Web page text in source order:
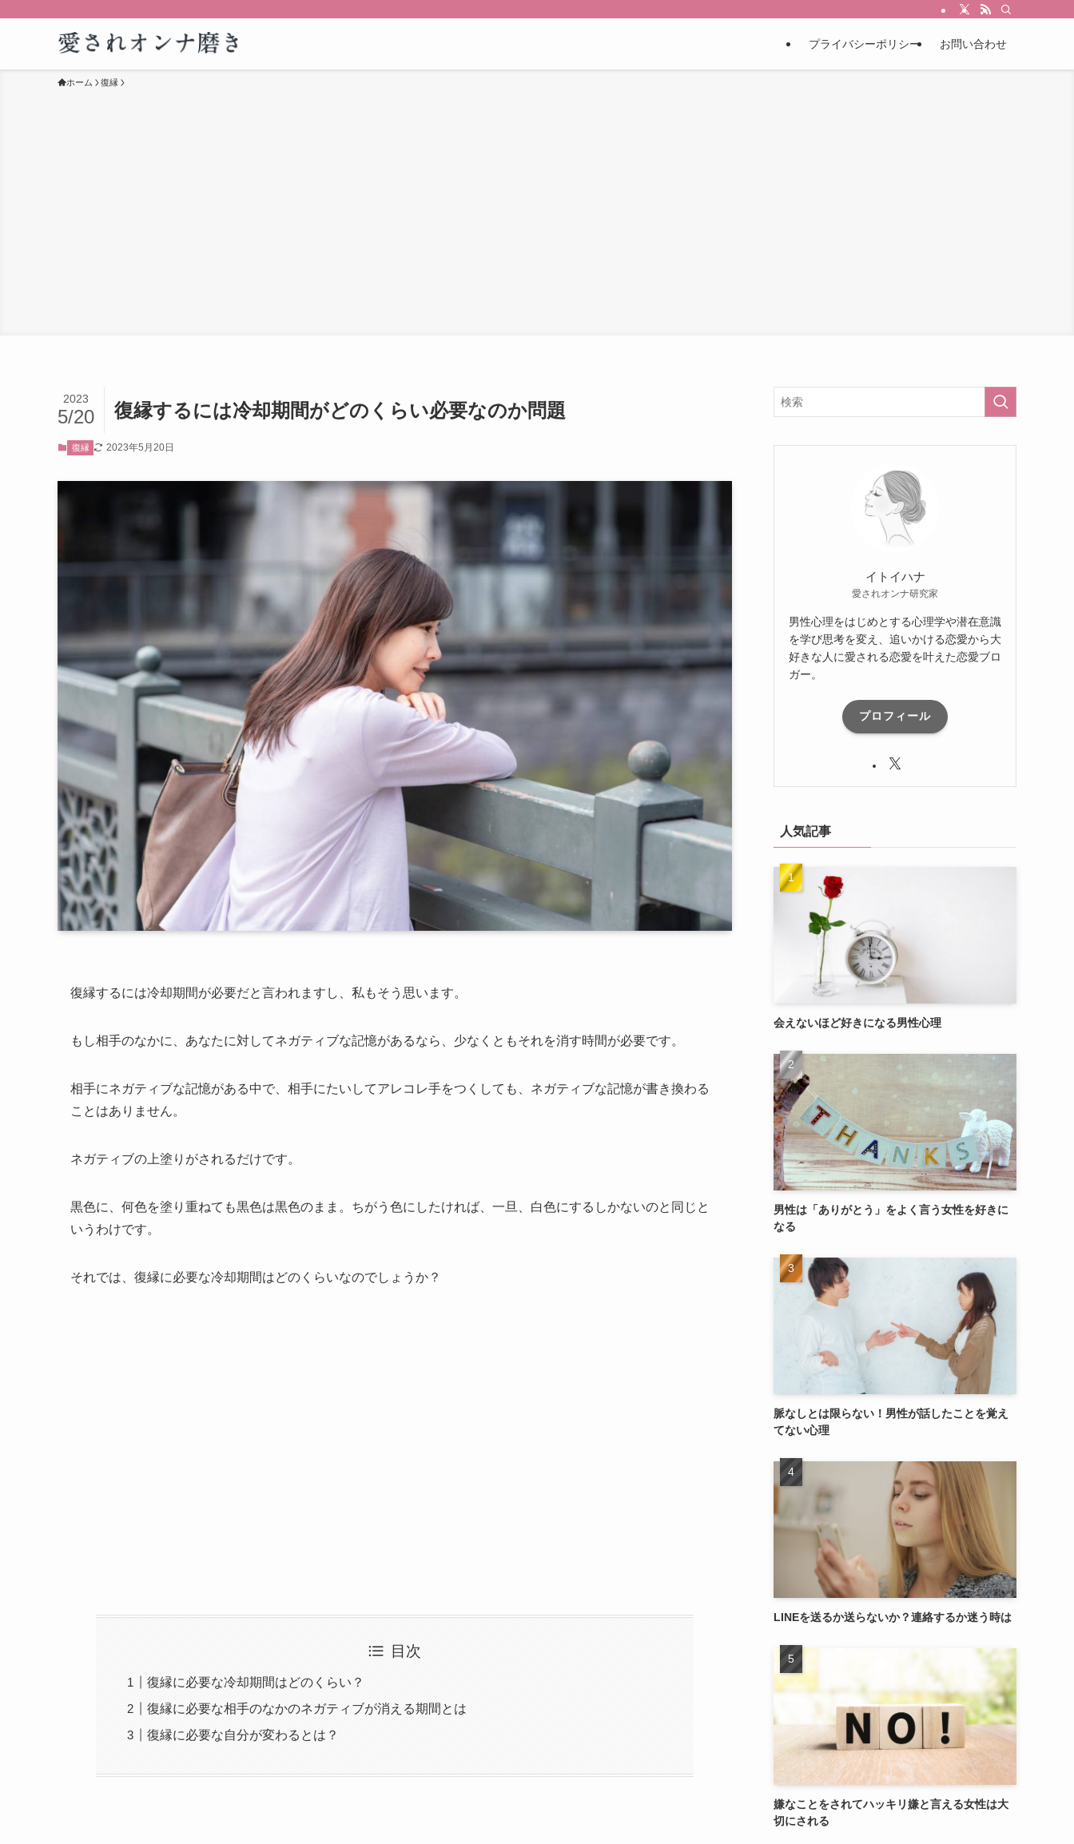
プライバシーポリシー お問い合わせ
ホーム 復縁
復縁するには冷却期間がどのくらい必要なのか問題
2023
5/20
復縁 2023年5月20日
復縁するには冷却期間が必要だと言われますし、私もそう思います。
もし相手のなかに、あなたに対してネガティブな記憶があるなら、少なくともそれを消す時間が必要です。
相手にネガティブな記憶がある中で、相手にたいしてアレコレ手をつくしても、ネガティブな記憶が書き換わる
ことはありません。
ネガティブの上塗りがされるだけです。
黒色に、何色を塗り重ねても黒色は黒色のまま。ちがう色にしたければ、一旦、白色にするしかないのと同じと
いうわけです。
それでは、復縁に必要な冷却期間はどのくらいなのでしょうか？
目次
復縁に必要な冷却期間はどのくらい？
復縁に必要な相手のなかのネガティブが消える期間とは
復縁に必要な自分が変わるとは？
イトイハナ
愛されオンナ研究家
男性心理をはじめとする心理学や潜在意識
を学び思考を変え、追いかける恋愛から大
好きな人に愛される恋愛を叶えた恋愛ブロ
ガー。
プロフィール
人気記事
会えないほど好きになる男性心理
男性は「ありがとう」をよく言う女性を好きに
なる
脈なしとは限らない！男性が話したことを覚え
てない心理
LINEを送るか送らないか？連絡するか迷う時は
嫌なことをされてハッキリ嫌と言える女性は大
切にされる